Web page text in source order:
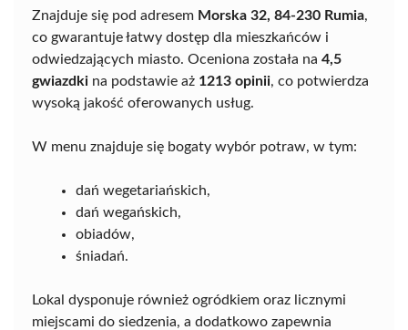
Znajduje się pod adresem Morska 32, 84-230 Rumia,
co gwarantuje łatwy dostęp dla mieszkańców i
odwiedzających miasto. Oceniona została na 4,5
gwiazdki na podstawie aż 1213 opinii, co potwierdza
wysoką jakość oferowanych usług.
W menu znajduje się bogaty wybór potraw, w tym:
dań wegetariańskich,
dań wegańskich,
obiadów,
śniadań.
Lokal dysponuje również ogródkiem oraz licznymi
miejscami do siedzenia, a dodatkowo zapewnia